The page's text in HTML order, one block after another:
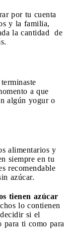
por tu cuenta
y la familia,
la cantidad
de
a que
algún yogur o
alimentarios y
siempre en tu
recomendable
azúcar.
tienen azúcar
lo contienen
si el
para ti como para